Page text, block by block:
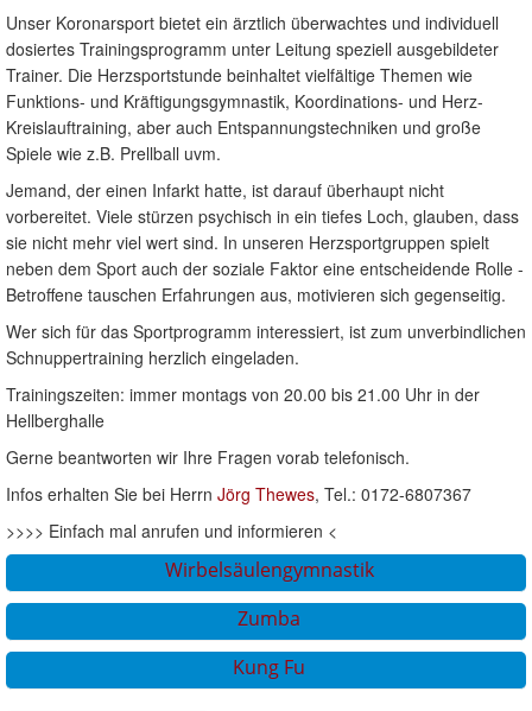
Unser Koronarsport bietet ein ärztlich überwachtes und individuell
dosiertes Trainingsprogramm unter Leitung speziell ausgebildeter
Trainer. Die Herzsportstunde beinhaltet vielfältige Themen wie
Funktions- und Kräftigungsgymnastik, Koordinations- und Herz-
Kreislauftraining, aber auch Entspannungstechniken und große
Spiele wie z.B. Prellball uvm.
Jemand, der einen Infarkt hatte, ist darauf überhaupt nicht
vorbereitet. Viele stürzen psychisch in ein tiefes Loch, glauben, dass
sie nicht mehr viel wert sind. In unseren Herzsportgruppen spielt
neben dem Sport auch der soziale Faktor eine entscheidende Rolle -
Betroffene tauschen Erfahrungen aus, motivieren sich gegenseitig.
Wer sich für das Sportprogramm interessiert, ist zum unverbindlichen
Schnuppertraining herzlich eingeladen.
Trainingszeiten: immer montags von 20.00 bis 21.00 Uhr in der
Hellberghalle
Gerne beantworten wir Ihre Fragen vorab telefonisch.
Infos erhalten Sie bei Herrn Jörg Thewes, Tel.: 0172-6807367
>>>> Einfach mal anrufen und informieren <
Wirbelsäulengymnastik
Zumba
Kung Fu